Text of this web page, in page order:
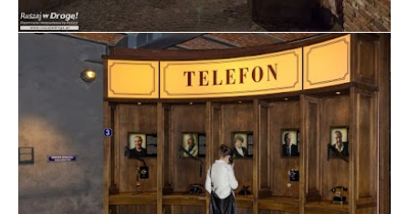
Wystawa w Muzeum Powstania Warszawskiego